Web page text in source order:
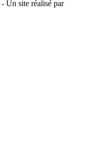
- Un site réalisé par